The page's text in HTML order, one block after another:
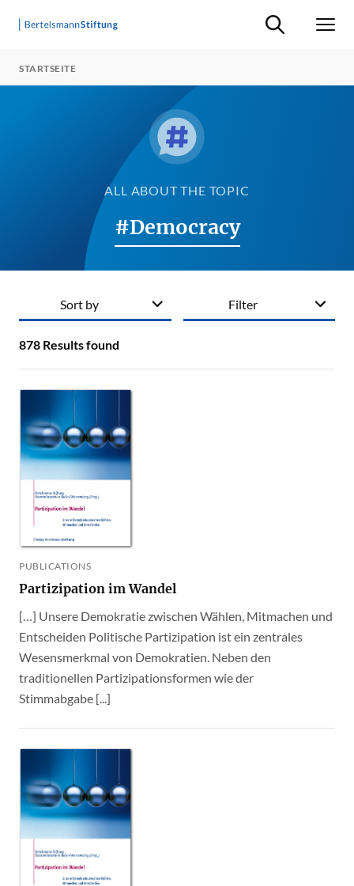
Suche ein-/
STARTSEITE
ALL ABOUT THE TOPIC
#Democracy
Filter
878 Results found
Sort by
PUBLICATIONS
Partizipation im Wandel
[…] Unsere Demokratie zwischen Wählen, Mitmachen und
Entscheiden Politische Partizipation ist ein zentrales
Wesensmerkmal von Demokratien. Neben den
traditionellen Partizipationsformen wie der
Stimmabgabe [...]